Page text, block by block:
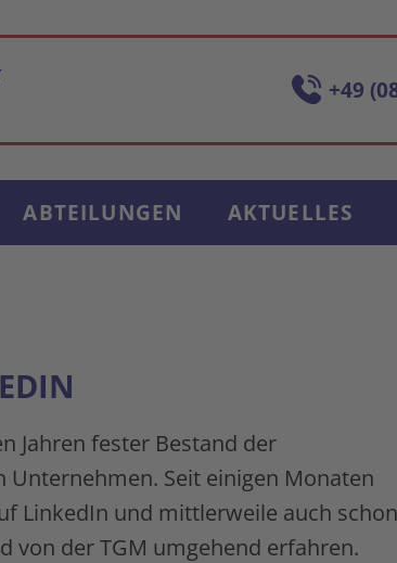
+49
ABTEILUNGEN
ADMINISTRATION
CONTAINER
(HANDEL
AKTUELLES
Jahren fester Bestand der
Seit einigen Monaten
LinkedIn und mittlerweile auch
von der TGM umgehend erfahren.